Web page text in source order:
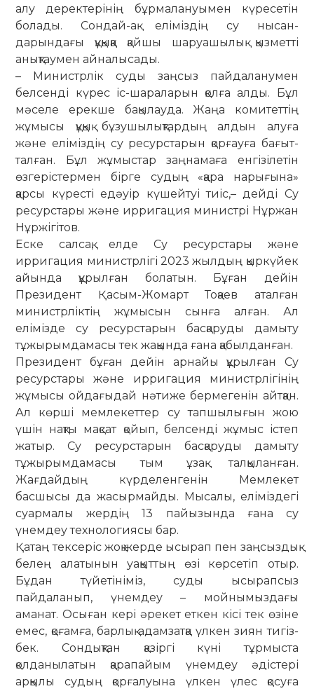
алу деректерінің бұр­ма­лануымен күресетін
болады. Сондай-ақ еліміздің су нысан­
дарындағы құқыққа қайшы шаруашылық қызметті
анықтаумен айналысады.
– Министрлік суды заңсыз пайдаланумен
белсенді күрес іс-шараларын қолға алды. Бұл
мәселе ерекше бақылауда. Жаңа комитеттің
жұмысы құқық бұзушылықтардың ал­дын алуға
және еліміздің су ресурстарын қорғауға ба­ғыт­
талған. Бұл жұмыстар заңнамаға енгізілетін
өзгеріс­термен бірге судың «қара нарығына»
қарсы күресті едәуір кү­шейтуі тиіс,– дейді Су
ресурстары және ирригация министрі Нұржан
Нұржігітов.
Еске салсақ, елде Су ресурстары және
ирригация ми­нистрлігі 2023 жылдың қыркүйек
айында құрылған болатын. Бұған дейін
Президент Қасым-Жомарт Тоқаев атал­ған
министрліктің жұмысын сынға алған. Ал
елімізде су ресурстарын басқаруды дамыту
тұжырым­дамасы тек жақында ғана қабылданған.
Президент бұған дейін арнайы құрылған Су
ресурстары және ирригация министрлігінің
жұмысы ойдағыдай нәтиже бермегенін айтқан.
Ал көрші мемлекеттер су тапшылығын жою
үшін нақты мақ­сат қойып, белсенді жұмыс істеп
жатыр. Су ре­сурс­тарын басқаруды дамыту
тұжырымдамасы тым ұзақ тал­қыланған.
Жағдайдың күрделенгенін Мемлекет
басшысы да жасырмайды. Мысалы, еліміздегі
суармалы жердің 13 пайызында ғана су
үнемдеу технологиясы бар.
Қатаң тексеріс жоқ жерде ысырап пен заңсыздық
белең алатынын уақыттың өзі көрсетіп отыр.
Бұдан түйе­­тініміз, суды ысырапсыз
пайдаланып, үнемдеу – мой­нымыздағы
аманат. Осыған кері әрекет еткен кісі тек өзі­не
емес, қоғамға, барлық адамзатқа үлкен зиян тигіз­
бек. Сондықтан қазіргі күні тұрмыста
қолданылатын қа­рапайым үнемдеу әдістері
арқылы судың қорғалуына үлкен үлес қосуға